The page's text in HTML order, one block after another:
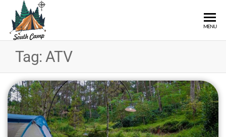
CAMP
Selatan
MENU
Tag: ATV